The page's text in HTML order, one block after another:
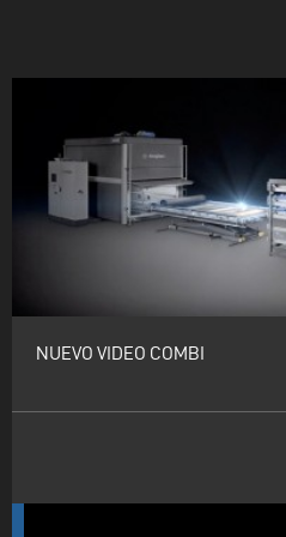
NUEVO VIDEO COMBI